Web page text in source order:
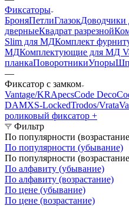
Фиксаторы
БроняПетлиГлазокДоводчики
дверныеКвадрат разрезной
Slim для МДКомплект
МДКомплектующие для МД
планкаПоворотникиУпоры
—
Фиксатор с замком
Vantage/KRApecsCode Deco
DAMXS-LockedTrodos/Vrata
роликовый фиксатор +
Фильтр
По популярности
По популярности (убывание)
По популярности
По алфавиту (убывание)
По алфавиту (возрастание)
По цене (убывание)
По цене (возрастание)